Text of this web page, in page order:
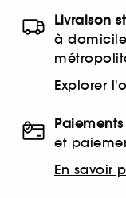
Livraison
à
Explorer
et
En savoir